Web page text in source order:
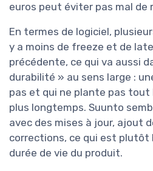
euros peut éviter pas mal de
En termes de logiciel,
y a moins de freeze et de
précédente, ce qui va aussi
durabilité » au sens large :
pas et qui ne plante pas tout
plus longtemps. Suunto
avec des mises à jour, ajout
corrections, ce qui est plutôt
durée de vie du produit.